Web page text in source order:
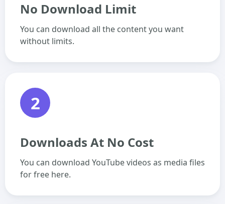
No Download Limit
You can download all the content you want
without limits.
2
Downloads At No Cost
You can download YouTube videos as media files
for free here.